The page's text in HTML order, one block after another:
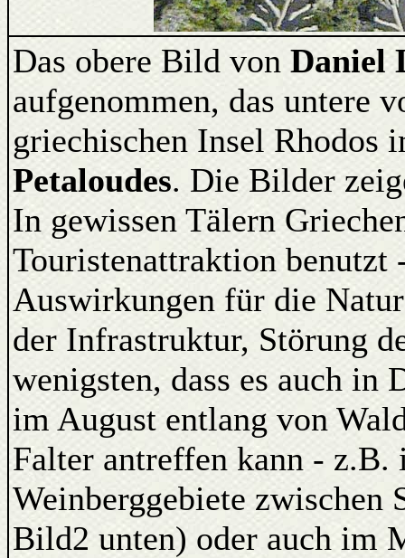
Das obere Bild von Daniel
aufgenommen, das untere
griechischen Insel Rhodos
Petaloudes. Die Bilder
In gewissen Tälern
Touristenattraktion
Auswirkungen für die
der Infrastruktur, Störung
wenigsten, dass es auch in
im August entlang von
Falter antreffen kann -
Weinberggebiete
Bild2 unten) oder auch im